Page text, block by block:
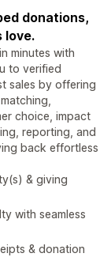
donations,
love.
minutes with
to verified
sales by offering
choice, impact
reporting, and
back effortless
& giving
with seamless
& donation